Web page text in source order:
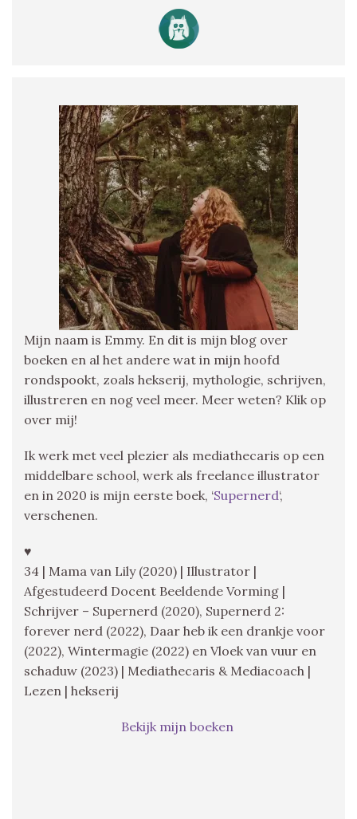
Mijn naam is Emmy. En dit is mijn blog over
boeken en al het andere wat in mijn hoofd
rondspookt, zoals hekserij, mythologie, schrijven,
illustreren en nog veel meer. Meer weten? Klik op
over mij!
Ik werk met veel plezier als mediathecaris op een
middelbare school, werk als freelance illustrator
en in 2020 is mijn eerste boek, ‘Supernerd‘,
verschenen.
♥
34 | Mama van Lily (2020) | Illustrator |
Afgestudeerd Docent Beeldende Vorming |
Schrijver – Supernerd (2020), Supernerd 2:
forever nerd (2022), Daar heb ik een drankje voor
(2022), Wintermagie (2022) en Vloek van vuur en
schaduw (2023) | Mediathecaris & Mediacoach |
Lezen | hekserij
Bekijk mijn boeken